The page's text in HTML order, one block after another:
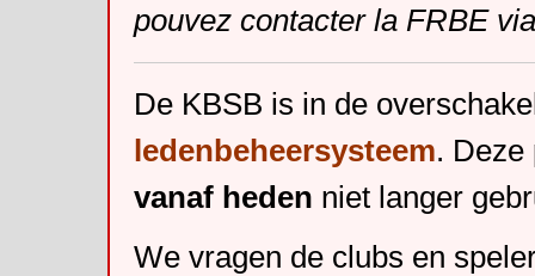
pouvez contacter la FRBE
De KBSB is in de
ledenbeheersysteem. Deze
vanaf heden niet langer
We vragen de clubs en